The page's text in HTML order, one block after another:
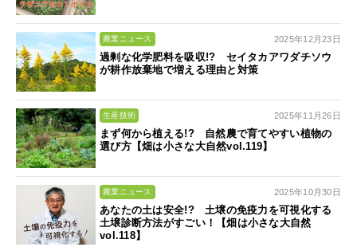
農業ニュース 2025年12月23日
過剰な化学肥料を吸収!? セイタカアワダチソウ
が耕作放棄地で増える理由と対策
生産技術 2025年11月26日
まず何から植える!? 自然農で育てやすい植物の
選び方【畑は小さな大自然vol.119】
農業ニュース 2025年10月30日
あなたの土は安全!? 土壌の免疫力を可視化する
土壌診断方法がすごい！【畑は小さな大自然
vol.118】